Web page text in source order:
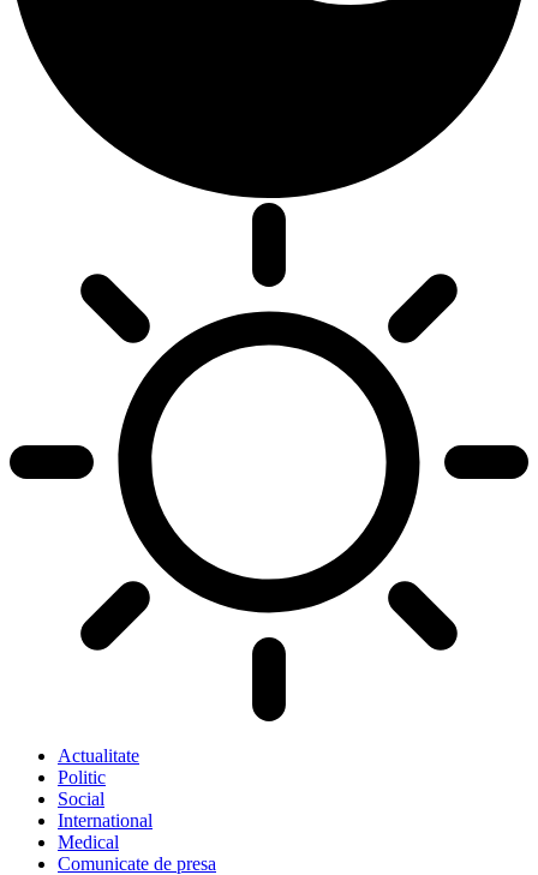
Actualitate
Politic
Social
International
Medical
Comunicate de presa